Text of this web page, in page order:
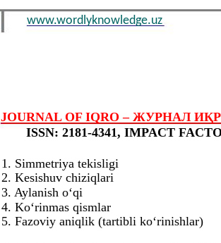
www.wordlyknowledge.uz
JOURNAL OF IQRO – ЖУРНАЛ ИҚРО
ISSN: 2181-4341, IMPACT
1. Simmetriya tekisligi
2. Kesishuv chiziqlari
3. Aylanish o‘qi
4. Ko‘rinmas qismlar
5. Fazoviy aniqlik (tartibli ko‘rinishlar)